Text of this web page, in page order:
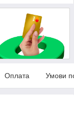
Оплата Умови